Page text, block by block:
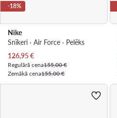
-18%
Nike
Snīkeri · Air Force · Pelēks
Pašreizējā cena
126,95€
Regulārā cena155,00 €
Zemākā cena155,00 €